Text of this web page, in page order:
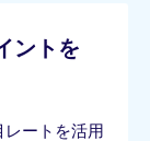
ントを
ートを活用